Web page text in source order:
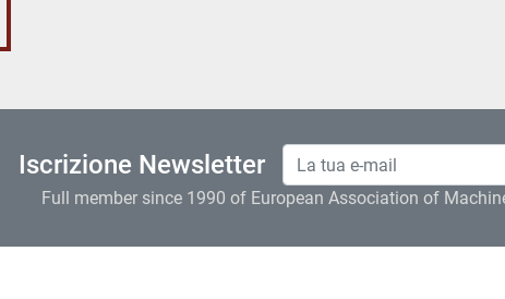
Iscrizione Newsletter
Full member since 1990 of European Association of